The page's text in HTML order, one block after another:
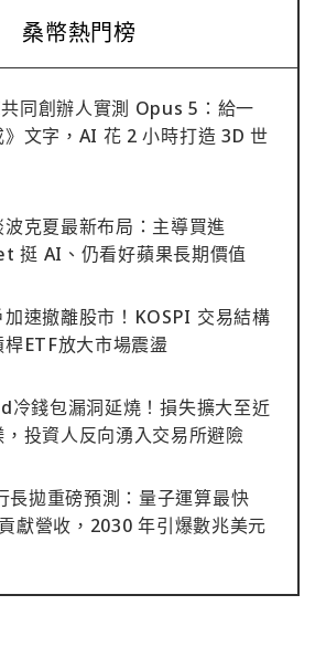
桑幣熱門榜
同創辦人實測 Opus 5：給一
》文字，AI 花 2 小時打造 3D 世
波克夏最新布局：主導買進
挺 AI、仍看好蘋果長期價值
速撤離股市！KOSPI 交易結構
ETF放大市場震盪
冷錢包漏洞延燒！損失擴大至近
，投資人反向湧入交易所避險
長拋重磅預測：量子運算最快
獻營收，2030 年引爆數兆美元